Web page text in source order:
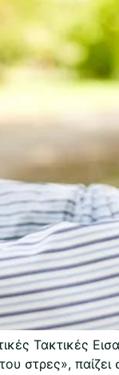
Τακτικές
στρες»,